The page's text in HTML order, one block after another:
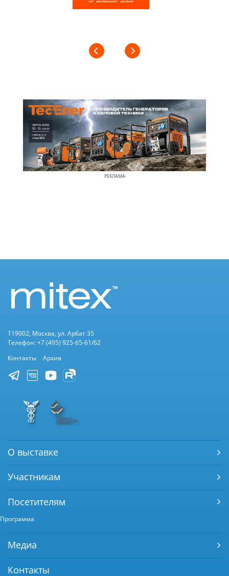
РЕКЛАМА
119002, Москва, ул. Арбат 35
Телефон: +7 (495) 925-65-61/62
Контакты
Архив
О выставке
Участникам
Посетителям
Программа
Медиа
Контакты